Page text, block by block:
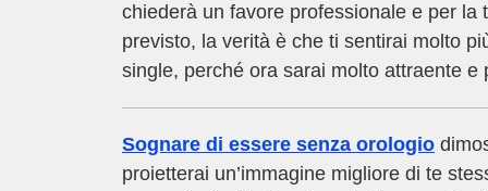
chiederà un favore professionale e per
previsto, la verità è che ti sentirai molto
single, perché ora sarai molto attraente e
Sognare di essere senza orologio
proietterai un’immagine migliore di te